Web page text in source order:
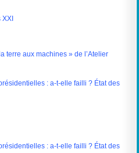
terre aux machines » de l’Atelier
: a-t-elle failli ? État des
: a-t-elle failli ? État des